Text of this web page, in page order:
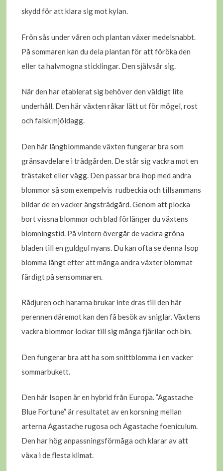
skydd för att klara sig mot kylan.
Frön sås under våren och plantan växer medelsnabbt.
På sommaren kan du dela plantan för att föröka den
eller ta halvmogna sticklingar. Den självsår sig.
När den har etablerat sig behöver den väldigt lite
underhåll. Den här växten råkar lätt ut för mögel, rost
och falsk mjöldagg.
Den här långblommande växten fungerar bra som
gränsavdelare i trädgården. De står sig vackra mot en
trästaket eller vägg. Den passar bra ihop med andra
blommor så som exempelvis rudbeckia och tillsammans
bildar de en vacker ängsträdgård. Genom att plocka
bort vissna blommor och blad förlänger du växtens
blomningstid. På vintern övergår de vackra gröna
bladen till en guldgul nyans. Du kan ofta se denna Isop
blomma långt efter att många andra växter blommat
färdigt på sensommaren.
Rådjuren och hararna brukar inte dras till den här
perennen däremot kan den få besök av sniglar. Växtens
vackra blommor lockar till sig många fjärilar och bin.
Den fungerar bra att ha som snittblomma i en vacker
sommarbukett.
Den här Isopen är en hybrid från Europa. ”Agastache
Blue Fortune” är resultatet av en korsning mellan
arterna Agastache rugosa och Agastache foeniculum.
Den har hög anpassningsförmåga och klarar av att
växa i de flesta klimat.